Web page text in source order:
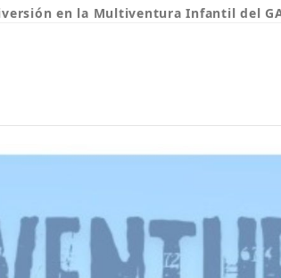
en la Multiventura Infantil del